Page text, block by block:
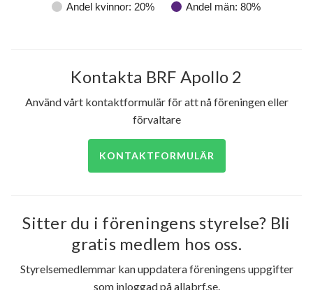
Andel kvinnor: 20% Andel män: 80%
Kontakta BRF Apollo 2
Använd vårt kontaktformulär för att nå föreningen eller
förvaltare
KONTAKTFORMULÄR
Sitter du i föreningens styrelse? Bli
gratis medlem hos oss.
Styrelsemedlemmar kan uppdatera föreningens uppgifter
som inloggad på allabrf.se.